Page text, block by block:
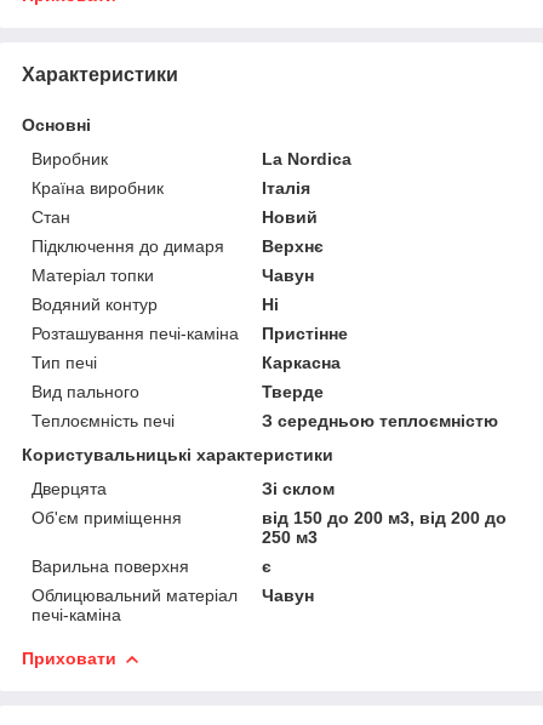
Характеристики
Основні
Виробник
La Nordica
Країна виробник
Італія
Стан
Новий
Підключення до димаря
Верхнє
Матеріал топки
Чавун
Водяний контур
Ні
Розташування печі-каміна
Пристінне
Тип печі
Каркасна
Вид пального
Тверде
Теплоємність печі
З середньою теплоємністю
Користувальницькі характеристики
Дверцята
Зі склом
Об'єм приміщення
від 150 до 200 м3, від 200 до
250 м3
Варильна поверхня
є
Облицювальний матеріал
печі-каміна
Чавун
Приховати